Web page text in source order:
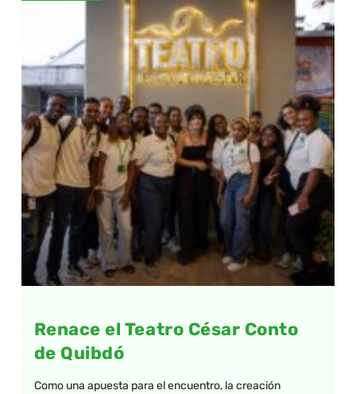
Renace el Teatro César Conto
de Quibdó
Como una apuesta para el encuentro, la creación